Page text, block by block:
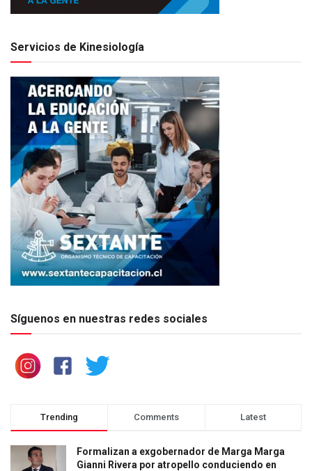
Servicios de Kinesiología
Síguenos en nuestras redes sociales
Trending Comments Latest
Formalizan a exgobernador de Marga Marga
Gianni Rivera por atropello conduciendo en